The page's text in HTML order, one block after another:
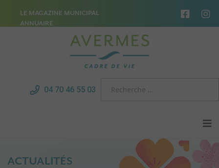
LE MAGAZINE MUNICIPAL
ANNUAIRE
04 70 46 55 03
ACTUALITÉS